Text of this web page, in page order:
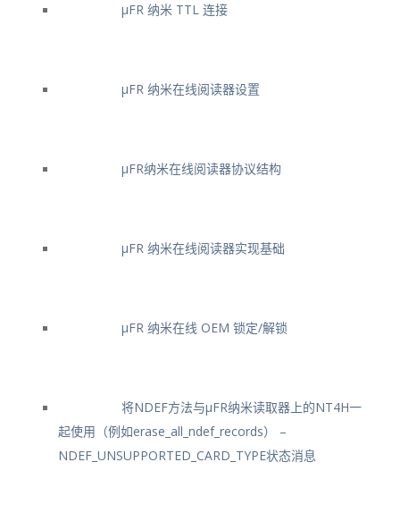
μFR 纳米 TTL 连接
μFR 纳米在线阅读器设置
μFR纳米在线阅读器协议结构
μFR 纳米在线阅读器实现基础
μFR 纳米在线 OEM 锁定/解锁
将NDEF方法与μFR纳米读取器上的NT4H一
起使用（例如erase_all_ndef_records） –
NDEF_UNSUPPORTED_CARD_TYPE状态消息